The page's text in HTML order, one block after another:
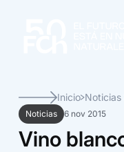
Inicio Noticias
Noticias 6 nov 2015
Vino